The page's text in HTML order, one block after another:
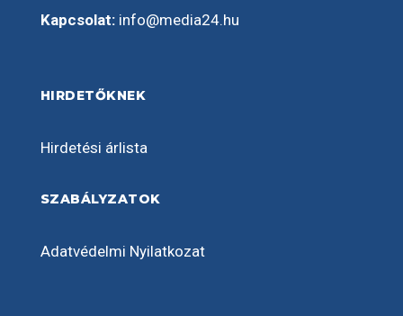
Kapcsolat: info@media24.hu
HIRDETŐKNEK
Hirdetési árlista
SZABÁLYZATOK
Adatvédelmi Nyilatkozat